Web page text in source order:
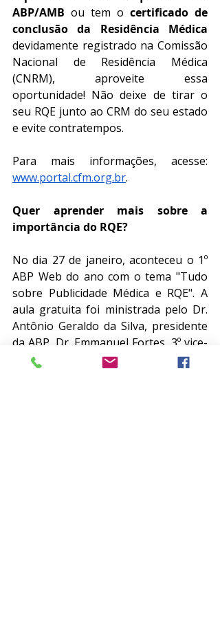
ABP/AMB ou tem o certificado de
devidamente registrado na Comissão
Nacional de Residência Médica
(CNRM), aproveite essa
oportunidade! Não deixe de tirar o
seu RQE junto ao CRM do seu estado
e evite contratempos.
www.portal.cfm.org.br.
Quer aprender mais sobre a
importância do RQE?
No dia 27 de janeiro, aconteceu o 1º
ABP Web do ano com o tema "Tudo
sobre Publicidade Médica e RQE". A
aula gratuita foi ministrada pelo Dr.
Antônio Geraldo da Silva, presidente
da ABP, Dr. Emmanuel Fortes, 3º vice-
presidente do CFM, e o Dr. Salomão